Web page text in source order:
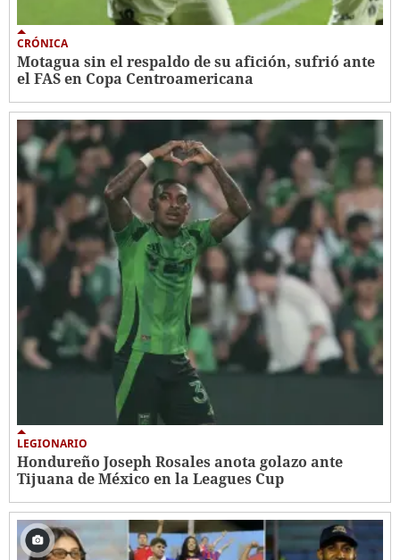
CRÓNICA
Motagua sin el respaldo de su afición, sufrió ante
el FAS en Copa Centroamericana
LEGIONARIO
Hondureño Joseph Rosales anota golazo ante
Tijuana de México en la Leagues Cup